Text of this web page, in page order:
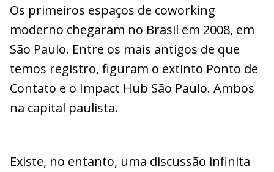
Os primeiros espaços de coworking
moderno chegaram no Brasil em 2008, em
São Paulo. Entre os mais antigos de que
temos registro, figuram o extinto Ponto de
Contato e o Impact Hub São Paulo. Ambos
na capital paulista.
Existe, no entanto, uma discussão infinita